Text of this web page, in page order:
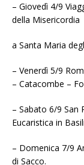
– Giovedì 4/9
della Misericordia
a Santa Maria
– Venerdì 5/9
– Catacombe –
– Sabato 6/9 San
Eucaristica in
– Domenica 7/9
di Sacco.